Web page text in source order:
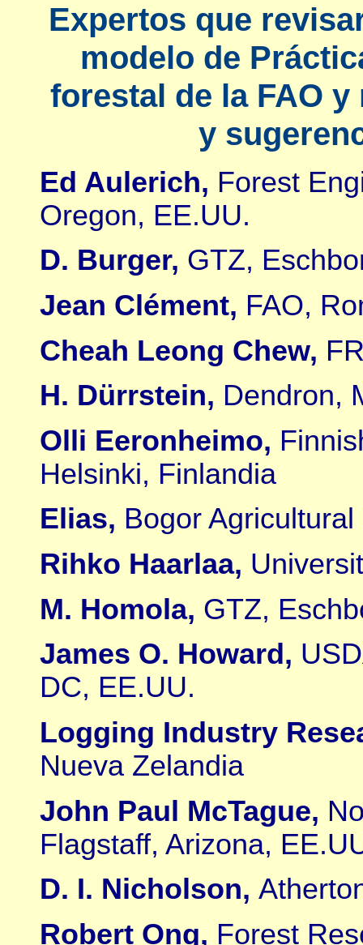
Expertos que
modelo de
forestal de la FAO
y
Ed Aulerich, Forest
Oregon, EE.UU.
D. Burger, GTZ,
Jean Clément, FAO,
Cheah Leong Chew,
H. Dürrstein, Dendron,
Olli Eeronheimo,
Helsinki, Finlandia
Elias, Bogor
Rihko Haarlaa,
M. Homola, GTZ,
James O. Howard,
DC, EE.UU.
Logging Industry
Nueva Zelandia
John Paul McTague,
Flagstaff, Arizona,
D. I. Nicholson,
Robert Ong, Forest